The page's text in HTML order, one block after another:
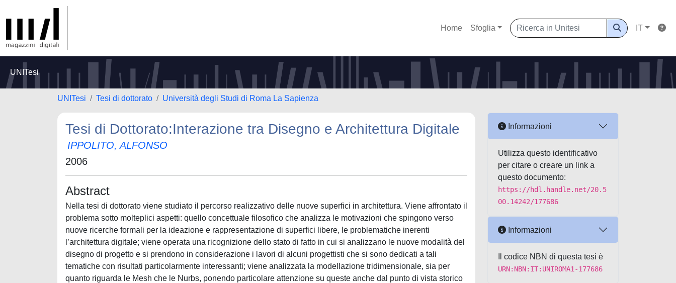
Home Sfoglia IT
UNITesi
UNITesi Tesi di dottorato Università degli Studi di Roma La Sapienza
Tesi di Dottorato:Interazione tra Disegno e Architettura Digitale
IPPOLITO, ALFONSO
2006
Abstract
Nella tesi di dottorato viene studiato il percorso realizzativo delle nuove superfici in architettura. Viene affrontato il
problema sotto molteplici aspetti: quello concettuale filosofico che analizza le motivazioni che spingono verso
nuove ricerche formali per la ideazione e rappresentazione di superfici libere, le problematiche inerenti
l’architettura digitale; viene operata una ricognizione dello stato di fatto in cui si analizzano le nuove modalità del
disegno di progetto e si prendono in considerazione i lavori di alcuni progettisti che si sono dedicati a tali
tematiche con risultati particolarmente interessanti; viene analizzata la modellazione tridimensionale, sia per
quanto riguarda le Mesh che le Nurbs, ponendo particolare attenzione su queste anche dal punto di vista storico
Informazioni
Utilizza questo identificativo
per citare o creare un link a
questo documento:
https://hdl.handle.net/20.5
00.14242/177686
Informazioni
Il codice NBN di questa tesi è
URN:NBN:IT:UNIROMA1-177686